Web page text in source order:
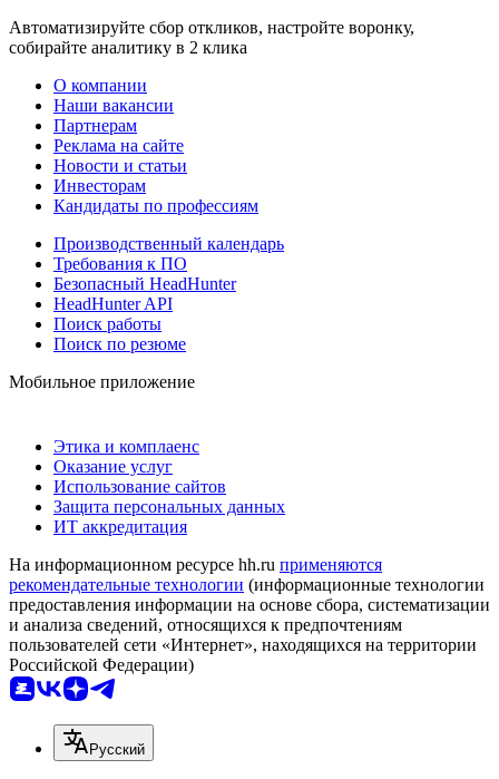
Автоматизируйте сбор откликов, настройте воронку,
собирайте аналитику в 2 клика
О компании
Наши вакансии
Партнерам
Реклама на сайте
Новости и статьи
Инвесторам
Кандидаты по профессиям
Производственный календарь
Требования к ПО
Безопасный HeadHunter
HeadHunter API
Поиск работы
Поиск по резюме
Мобильное приложение
Этика и комплаенс
Оказание услуг
Использование сайтов
Защита персональных данных
ИТ аккредитация
На информационном ресурсе hh.ru применяются
рекомендательные технологии (информационные технологии
предоставления информации на основе сбора, систематизации
и анализа сведений, относящихся к предпочтениям
пользователей сети «Интернет», находящихся на территории
Российской Федерации)
Русский